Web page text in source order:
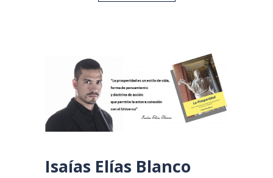
Isaías Elías Blanco